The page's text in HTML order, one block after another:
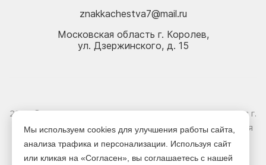
znakkachestva7@mail.ru
Московская область г. Королев,
ул. Дзержинского, д. 15
2026 © Электрика оптом и в розницу - Магазин-склад в г.
Королёв. Информация, указанная на сайте, не является
публичной офертой.
Мы используем cookies для улучшения работы сайта,
анализа трафика и персонализации. Используя сайт
или кликая на «Согласен», вы соглашаетесь с нашей